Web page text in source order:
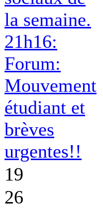
la semaine.
21h16:
Forum:
Mouvement
étudiant et
brèves
urgentes!!
19
26